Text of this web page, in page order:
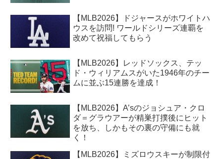
【MLB2026】ドジャースがホワイトハ
ウスを訪問! ワールドシリーズ連覇を
改めて祝福してもらう
【MLB2026】レッドソックス、テッ
ド・ウィリアムスがいた1946年のチー
ムに並ぶ15連勝を達成！
【MLB2026】A’sのジョシュア・クロ
ダ＝グラウアーが精巣打撲後にヒット
を放ち、しかもその裏の守備にも就
く！
【MLB2026】ミズロウスキーが制限付